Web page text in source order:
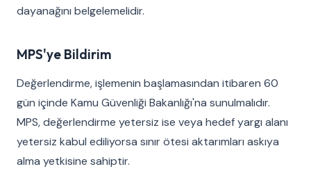
dayanağını belgelemelidir.
MPS'ye Bildirim
Değerlendirme, işlemenin başlamasından itibaren 60
gün içinde Kamu Güvenliği Bakanlığı'na sunulmalıdır.
MPS, değerlendirme yetersiz ise veya hedef yargı alanı
yetersiz kabul ediliyorsa sınır ötesi aktarımları askıya
alma yetkisine sahiptir.